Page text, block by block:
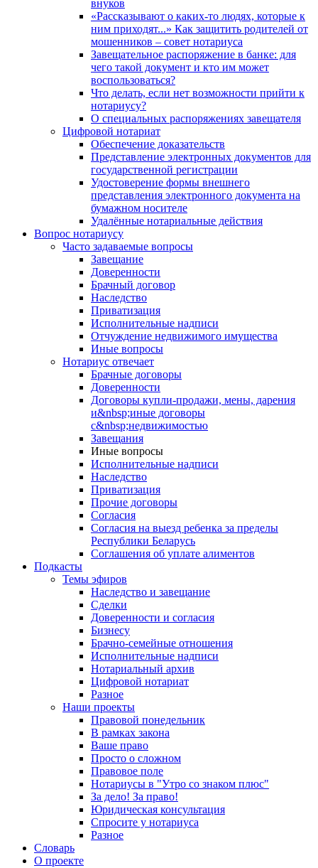
внуков
«Рассказывают о каких-то людях, которые к
ним приходят...» Как защитить родителей от
мошенников – совет нотариуса
Завещательное распоряжение в банке: для
чего такой документ и кто им может
воспользоваться?
Что делать, если нет возможности прийти к
нотариусу?
О специальных распоряжениях завещателя
Цифровой нотариат
Обеспечение доказательств
Представление электронных документов для
государственной регистрации
Удостоверение формы внешнего
представления электронного документа на
бумажном носителе
Удалённые нотариальные действия
Вопрос нотариусу
Часто задаваемые вопросы
Завещание
Доверенности
Брачный договор
Наследство
Приватизация
Исполнительные надписи
Отчуждение недвижимого имущества
Иные вопросы
Нотариус отвечает
Брачные договоры
Доверенности
Договоры купли-продажи, мены, дарения
и&nbsp;иные договоры
с&nbsp;недвижимостью
Завещания
Иные вопросы
Исполнительные надписи
Наследство
Приватизация
Прочие договоры
Согласия
Согласия на выезд ребенка за пределы
Республики Беларусь
Соглашения об уплате алиментов
Подкасты
Темы эфиров
Наследство и завещание
Сделки
Доверенности и согласия
Бизнесу
Брачно-семейные отношения
Исполнительные надписи
Нотариальный архив
Цифровой нотариат
Разное
Наши проекты
Правовой понедельник
В рамках закона
Ваше право
Просто о сложном
Правовое поле
Нотариусы в "Утро со знаком плюс"
За дело! За право!
Юридическая консультация
Спросите у нотариуса
Разное
Словарь
О проекте